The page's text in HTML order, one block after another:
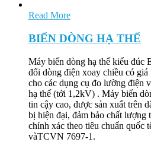
Read More
BIẾN DÒNG HẠ THẾ
Máy biến dòng hạ thế kiểu đúc
đổi dòng điện xoay chiều có
cho các dụng cụ đo lường điện
hạ thế (tới 1,2kV) . Máy biến
tin cậy cao, được sản xuất trên
bị hiện đại, đảm bảo chất lượng
chính xác theo tiêu chuẩn quốc
vàTCVN 7697-1.